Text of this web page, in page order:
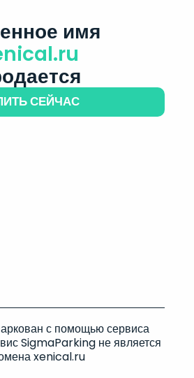
имя
СЕЙЧАС
с помощью сервиса
SigmaParking не является
xenical.ru